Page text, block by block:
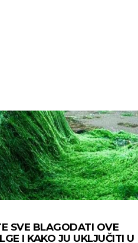
SVE BLAGODATI OVE
I KAKO JU UKLJUČITI U